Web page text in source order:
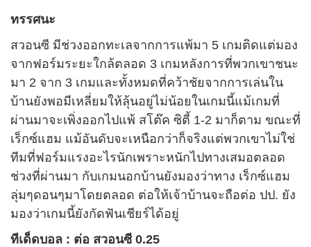
ทรรศนะ
สวอนซี มีช่วงออกทะเลจากการแพ้มา 5 เกมติดแต่มอง
จากฟอร์มระยะใกล้ตลอด 3 เกมหลังการที่พวกเขาชนะ
มา 2 จาก 3 เกมและทั้งหมดที่คว้าชัยจากการเล่นใน
บ้านยังพอมีเหลี่ยมให้ลุ้นอยู่ไม่น้อยในเกมนี้แม้เกมที่
ผ่านมาจะเพิ่งออกไปแพ้ สโต๊ค ซิตี้ 1-2 มาก็ตาม ขณะที่
เร็กซ์แฮม แม้อันดับจะเหนือกว่าก็จริงแต่พวกเขาไม่ใช่
ทีมที่ฟอร์มแรงอะไรนักเพราะหนักไปทางเสมอตลอด
ช่วงที่ผ่านมา กับเกมนอกบ้านยังมองว่าทาง เร็กซ์แฮม
ลุ่มๆดอนๆมาโดยตลอด ต่อให้เจ้าบ้านจะถือต่อ ปป. ยัง
มองว่าเกมนี้ยังกัดฟันเชียร์ได้อยู่
ทีเด็ดบอล : ต่อ สวอนซี 0.25